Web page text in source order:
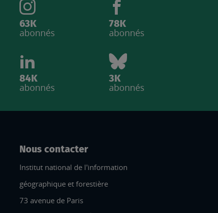
63K
abonnés
78K
abonnés
84K
abonnés
3K
abonnés
Nous contacter
Institut national de l'information
géographique et forestière
73 avenue de Paris